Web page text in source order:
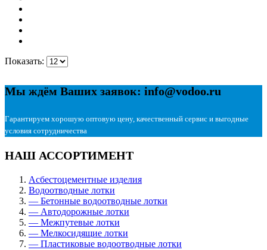
Показать:
Мы ждём Ваших заявок: info@vodoo.ru
Гарантируем хорошую оптовую цену, качественный сервис и выгодные
условия сотрудничества
НАШ АССОРТИМЕНТ
Асбестоцементные изделия
Водоотводные лотки
— Бетонные водоотводные лотки
— Автодорожные лотки
— Межпутевые лотки
— Мелкосидящие лотки
— Пластиковые водоотводные лотки